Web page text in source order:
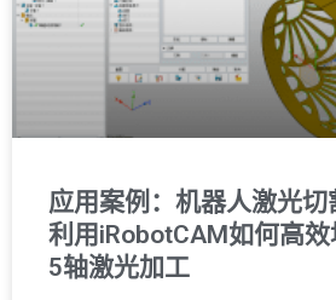
应用案例：机器人激光切
利用iRobotCAM如何高
5轴激光加工